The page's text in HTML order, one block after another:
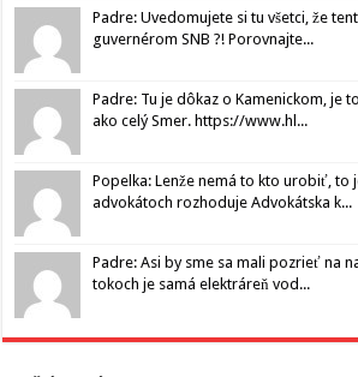
Padre: Uvedomujete si tu všetci, že
guvernérom SNB ?! Porovnajte...
Padre: Tu je dôkaz o Kamenickom, je
ako celý Smer. https://www.hl...
Popelka: Lenže nemá to kto urobiť, to
advokátoch rozhoduje Advokátska k...
Padre: Asi by sme sa mali pozrieť na
tokoch je samá elektráreň vod...